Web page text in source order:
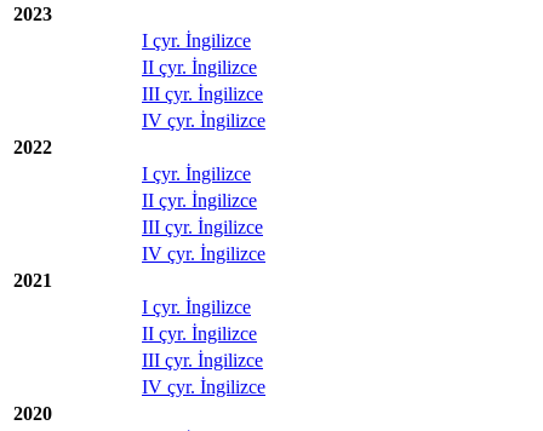
2023
I çyr. İngilizce
II çyr. İngilizce
III çyr. İngilizce
IV çyr. İngilizce
2022
I çyr. İngilizce
II çyr. İngilizce
III çyr. İngilizce
IV çyr. İngilizce
2021
I çyr. İngilizce
II çyr. İngilizce
III çyr. İngilizce
IV çyr. İngilizce
2020